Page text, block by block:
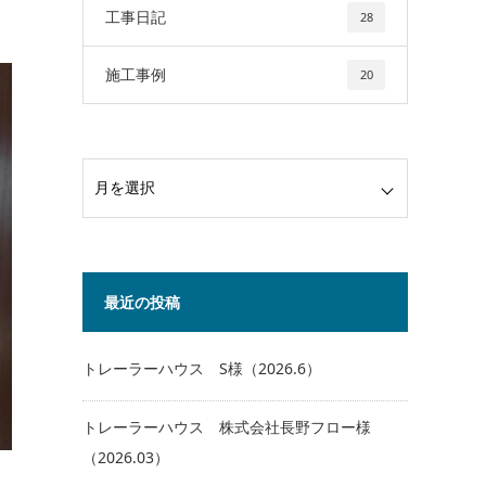
工事日記 28
施工事例 20
最近の投稿
トレーラーハウス S様（2026.6）
トレーラーハウス 株式会社長野フロー様
（2026.03）